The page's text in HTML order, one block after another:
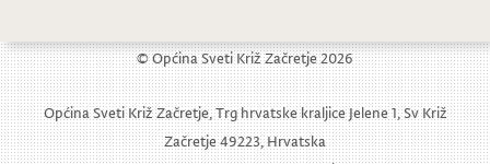
© Općina Sveti Križ Začretje 2026
Općina Sveti Križ Začretje, Trg hrvatske kraljice Jelene 1, Sv Križ
Začretje 49223, Hrvatska